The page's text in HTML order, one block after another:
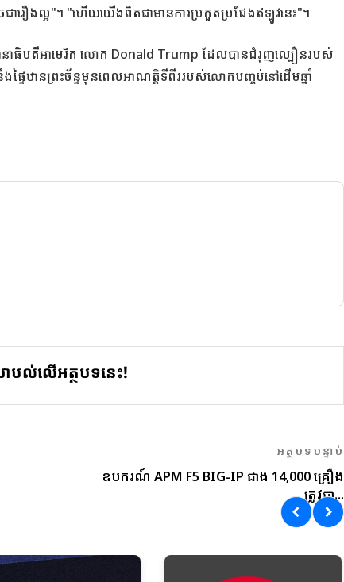
ារឿងល្អ"។ "ហើយយើងពិតជាមានការប្រកួតប្រជែងឥឡូវនេះ"។
ានាធិបតីអាមេរិក លោក Donald Trump ដែលបានជំរុញល្បឿនរបស់
ទៃឋានព្រះច័ន្ទមុនពេលអាណត្តិទីពីររបស់លោកបញ្ចប់នៅដើមឆ្នាំ
បល់លើអត្ថបទនេះ!
អត្ថបទបន្ទាប់
ឧបករណ៍ APM F5 BIG-IP ជាង 14,000 គ្រឿង
ត្រូវបា...